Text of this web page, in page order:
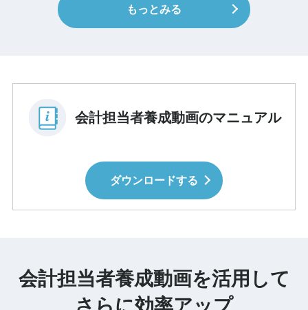
もっとみる
会計担当者養成動画のマニュアル
ダウンロードする
会計担当者養成動画を活用して